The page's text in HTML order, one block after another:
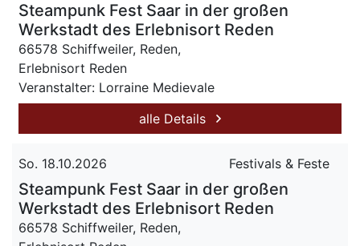
Steampunk Fest Saar in der großen
Werkstadt des Erlebnisort Reden
66578 Schiffweiler, Reden,
Erlebnisort Reden
Veranstalter: Lorraine Medievale
alle Details
So. 18.10.2026 Festivals & Feste
Steampunk Fest Saar in der großen
Werkstadt des Erlebnisort Reden
66578 Schiffweiler, Reden,